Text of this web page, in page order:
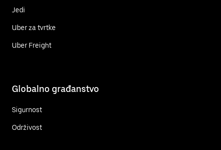
Jedi
Uber za tvrtke
Uber Freight
Globalno građanstvo
Sigurnost
Održivost